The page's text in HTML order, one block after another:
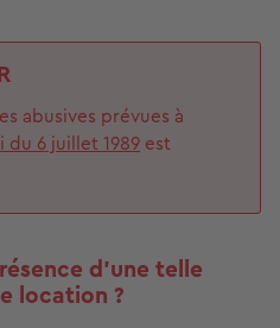
abusives prévues à
du 6 juillet 1989 est
d’une telle
location ?